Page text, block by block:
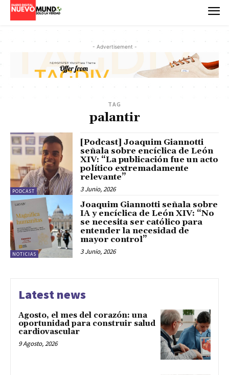
- Advertisement -
TAG
palantir
PODCAST
[Podcast] Joaquim Giannotti
señala sobre encíclica de León
XIV: “La publicación fue un acto
político extremadamente
relevante”
3 Junio, 2026
NOTICIAS
Joaquim Giannotti señala sobre
IA y encíclica de León XIV: “No
se necesita ser católico para
entender la necesidad de
mayor control”
3 Junio, 2026
Latest news
Agosto, el mes del corazón: una
oportunidad para construir salud
cardiovascular
9 Agosto, 2026